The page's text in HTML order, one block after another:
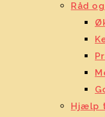
Råd
Hjælp